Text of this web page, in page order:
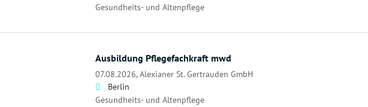
Gesundheits- und Altenpflege
Ausbildung Pflegefachkraft mwd
07.08.2026,Alexianer St. Gertrauden GmbH
Berlin
Gesundheits- und Altenpflege